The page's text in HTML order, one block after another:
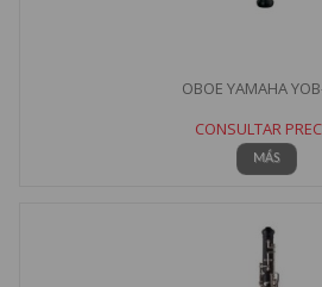
OBOE YAMAHA
CONSULTAR
MÁS